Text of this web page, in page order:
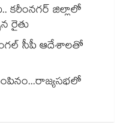
కరీంనగర్ జిల్లాలో
రైతు
సీపీ ఆదేశాలతో